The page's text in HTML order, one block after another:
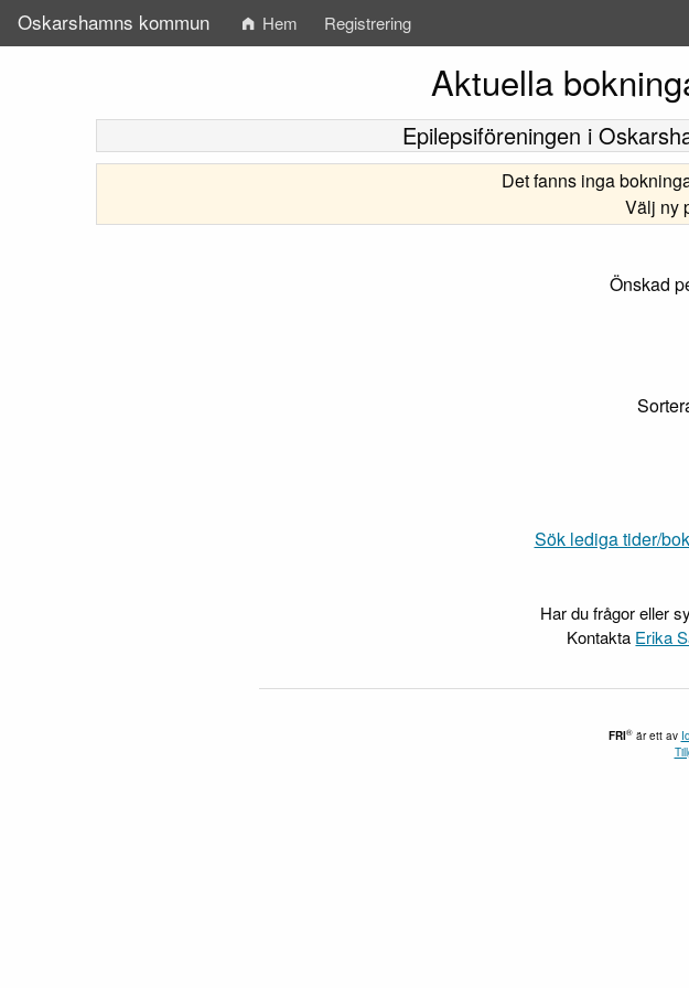
Oskarshamns kommun Hem Registrering
Aktuella
Epilepsiföreningen i
Det fanns inga
Välj ny
Önskad
Sök lediga tider/
Har du frågor eller
Kontakta Erika
FRI®är ett av